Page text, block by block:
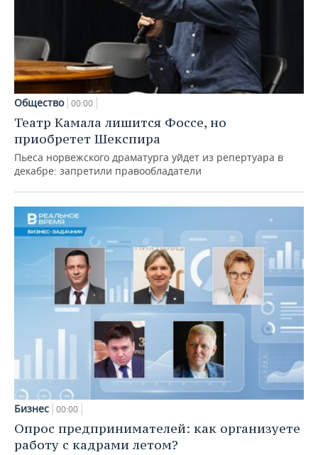
Общество 00:00
Театр Камала лишится Фоссе, но
приобретет Шекспира
Пьеса норвежского драматурга уйдет из репертуара в
декабре: запретили правообладатели
Бизнес 00:00
Опрос предпринимателей: как организуете
работу с кадрами летом?